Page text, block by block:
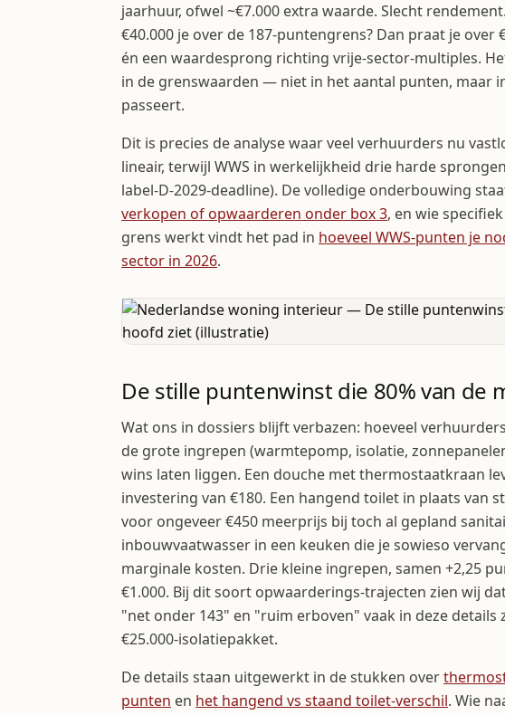
jaarhuur, ofwel ~€7.000 extra waarde. Slecht
€40.000 je over de 187-puntengrens? Dan praat je over
én een waardesprong richting vrije-sector-multiples.
in de grenswaarden — niet in het aantal punten, maar
passeert.
Dit is precies de analyse waar veel verhuurders nu
lineair, terwijl WWS in werkelijkheid drie harde
label-D-2029-deadline). De volledige onderbouwing
verkopen of opwaarderen onder box 3, en wie
grens werkt vindt het pad in hoeveel WWS-punten je
sector in 2026.
De stille puntenwinst die 80% van de
Wat ons in dossiers blijft verbazen: hoeveel
de grote ingrepen (warmtepomp, isolatie,
wins laten liggen. Een douche met thermostaatkraan
investering van €180. Een hangend toilet in plaats van
voor ongeveer €450 meerprijs bij toch al gepland
inbouwvaatwasser in een keuken die je sowieso
marginale kosten. Drie kleine ingrepen, samen +2,25
€1.000. Bij dit soort opwaarderings-trajecten zien wij
"net onder 143" en "ruim erboven" vaak in deze details
€25.000-isolatiepakket.
De details staan uitgewerkt in de stukken over
punten en het hangend vs staand toilet-verschil. Wie